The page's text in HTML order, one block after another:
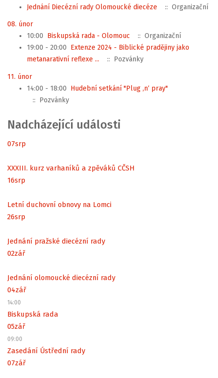
Jednání Diecézní rady Olomoucké diecéze
:: Organizační
08. únor
10:00 Biskupská rada - Olomouc
:: Organizační
19:00 - 20:00 Extenze 2024 - Biblické pradějiny jako
metanarativní reflexe ...
:: Pozvánky
11. únor
14:00 - 18:00 Hudební setkání "Plug ‚n‘ pray"
:: Pozvánky
Nadcházející události
07srp
XXXIII. kurz varhaníků a zpěváků CČSH
16srp
Letní duchovní obnovy na Lomci
26srp
Jednání pražské diecézní rady
02zář
Jednání olomoucké diecézní rady
04zář
14:00
Biskupská rada
05zář
09:00
Zasedání Ústřední rady
07zář